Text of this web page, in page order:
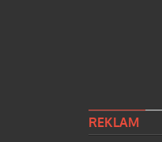
REKLAM